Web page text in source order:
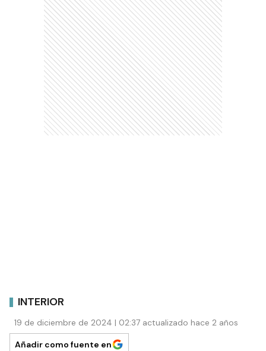
INTERIOR
19 de diciembre de 2024 | 02:37 actualizado hace 2 años
Añadir como fuente en